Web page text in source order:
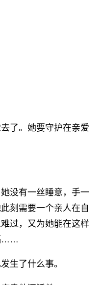
了。她要守护在亲爱
没有一丝睡意，手一
刻需要一个亲人在自
过，又为她能在这样
……
生了什么事。